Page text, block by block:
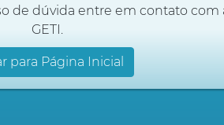
de dúvida entre em contato com
GETI.
para Página Inicial